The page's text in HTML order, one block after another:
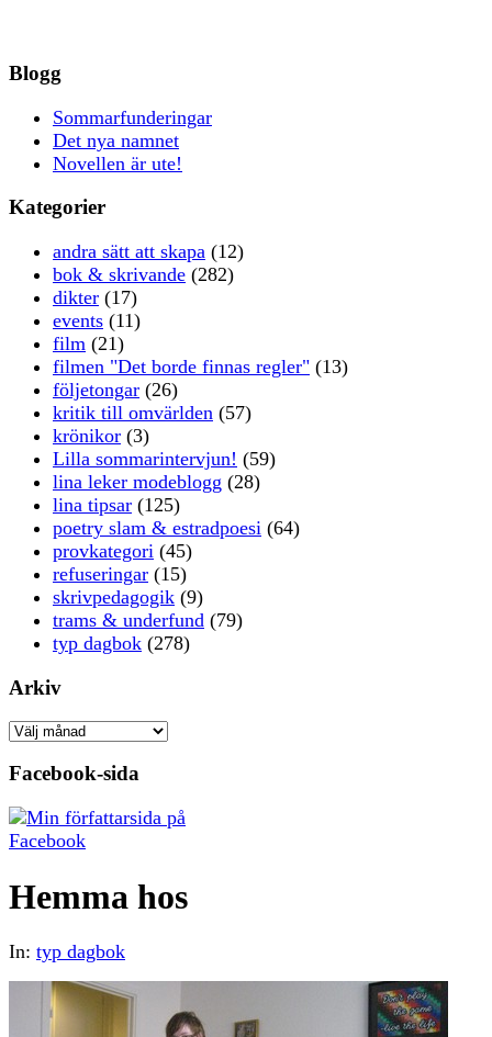
Blogg
Sommarfunderingar
Det nya namnet
Novellen är ute!
Kategorier
andra sätt att skapa (12)
bok & skrivande (282)
dikter (17)
events (11)
film (21)
filmen "Det borde finnas regler" (13)
följetongar (26)
kritik till omvärlden (57)
krönikor (3)
Lilla sommarintervjun! (59)
lina leker modeblogg (28)
lina tipsar (125)
poetry slam & estradpoesi (64)
provkategori (45)
refuseringar (15)
skrivpedagogik (9)
trams & underfund (79)
typ dagbok (278)
Arkiv
Arkiv
Facebook-sida
Hemma hos
In: typ dagbok